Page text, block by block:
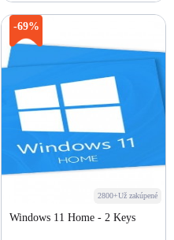
-69%
2800+Už zakúpené
Windows 11 Home - 2 Keys